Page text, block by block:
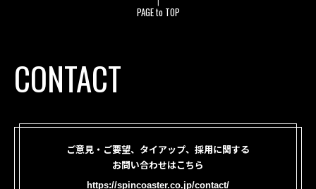
PAGE to TOP
CONTACT
ご意見・ご要望、タイアップ、採用に関する
お問い合わせはこちら
https://spincoaster.co.jp/contact/